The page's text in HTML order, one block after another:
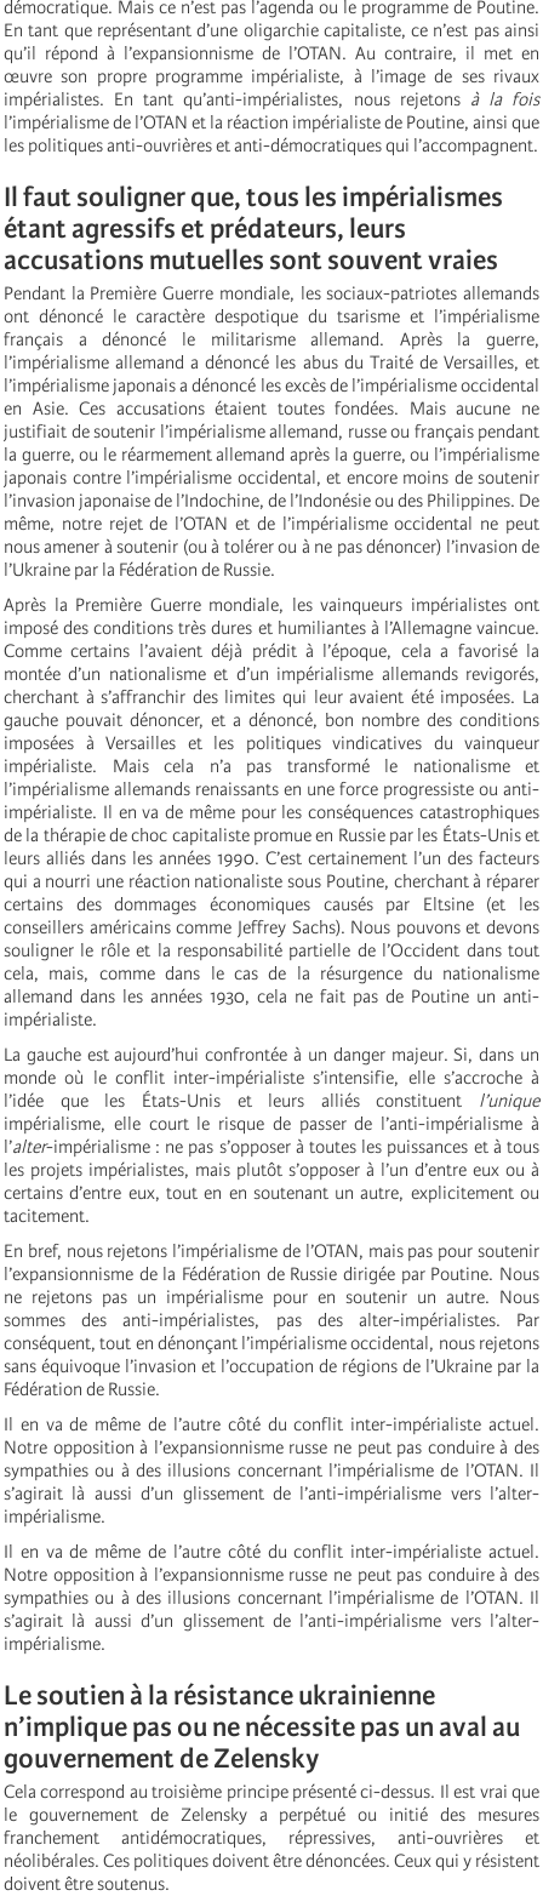
démocratique. Mais ce n’est pas l’agenda ou le programme de Poutine.
En tant que représentant d’une oligarchie capitaliste, ce n’est pas ainsi
qu’il répond à l’expansionnisme de l’OTAN. Au contraire, il met en
œuvre son propre programme impérialiste, à l’image de ses rivaux
impérialistes. En tant qu’anti-impérialistes, nous rejetons à la fois
l’impérialisme de l’OTAN et la réaction impérialiste de Poutine, ainsi que
les politiques anti-ouvrières et anti-démocratiques qui l’accompagnent.
Il faut souligner que, tous les impérialismes
étant agressifs et prédateurs, leurs
accusations mutuelles sont souvent vraies
Pendant la Première Guerre mondiale, les sociaux-patriotes allemands
ont dénoncé le caractère despotique du tsarisme et l’impérialisme
français a dénoncé le militarisme allemand. Après la guerre,
l’impérialisme allemand a dénoncé les abus du Traité de Versailles, et
l’impérialisme japonais a dénoncé les excès de l’impérialisme occidental
en Asie. Ces accusations étaient toutes fondées. Mais aucune ne
justifiait de soutenir l’impérialisme allemand, russe ou français pendant
la guerre, ou le réarmement allemand après la guerre, ou l’impérialisme
japonais contre l’impérialisme occidental, et encore moins de soutenir
l’invasion japonaise de l’Indochine, de l’Indonésie ou des Philippines. De
même, notre rejet de l’OTAN et de l’impérialisme occidental ne peut
nous amener à soutenir (ou à tolérer ou à ne pas dénoncer) l’invasion de
l’Ukraine par la Fédération de Russie.
Après la Première Guerre mondiale, les vainqueurs impérialistes ont
imposé des conditions très dures et humiliantes à l’Allemagne vaincue.
Comme certains l’avaient déjà prédit à l’époque, cela a favorisé la
montée d’un nationalisme et d’un impérialisme allemands revigorés,
cherchant à s’affranchir des limites qui leur avaient été imposées. La
gauche pouvait dénoncer, et a dénoncé, bon nombre des conditions
imposées à Versailles et les politiques vindicatives du vainqueur
impérialiste. Mais cela n’a pas transformé le nationalisme et
l’impérialisme allemands renaissants en une force progressiste ou anti-
impérialiste. Il en va de même pour les conséquences catastrophiques
de la thérapie de choc capitaliste promue en Russie par les États-Unis et
leurs alliés dans les années 1990. C’est certainement l’un des facteurs
qui a nourri une réaction nationaliste sous Poutine, cherchant à réparer
certains des dommages économiques causés par Eltsine (et les
conseillers américains comme Jeffrey Sachs). Nous pouvons et devons
souligner le rôle et la responsabilité partielle de l’Occident dans tout
cela, mais, comme dans le cas de la résurgence du nationalisme
allemand dans les années 1930, cela ne fait pas de Poutine un anti-
impérialiste.
La gauche est aujourd’hui confrontée à un danger majeur. Si, dans un
monde où le conflit inter-impérialiste s’intensifie, elle s’accroche à
l’idée que les États-Unis et leurs alliés constituent l’unique
impérialisme, elle court le risque de passer de l’anti-impérialisme à
l’alter-impérialisme : ne pas s’opposer à toutes les puissances et à tous
les projets impérialistes, mais plutôt s’opposer à l’un d’entre eux ou à
certains d’entre eux, tout en en soutenant un autre, explicitement ou
tacitement.
En bref, nous rejetons l’impérialisme de l’OTAN, mais pas pour soutenir
l’expansionnisme de la Fédération de Russie dirigée par Poutine. Nous
ne rejetons pas un impérialisme pour en soutenir un autre. Nous
sommes des anti-impérialistes, pas des alter-impérialistes. Par
conséquent, tout en dénonçant l’impérialisme occidental, nous rejetons
sans équivoque l’invasion et l’occupation de régions de l’Ukraine par la
Fédération de Russie.
Il en va de même de l’autre côté du conflit inter-impérialiste actuel.
Notre opposition à l’expansionnisme russe ne peut pas conduire à des
sympathies ou à des illusions concernant l’impérialisme de l’OTAN. Il
s’agirait là aussi d’un glissement de l’anti-impérialisme vers l’alter-
impérialisme.
Il en va de même de l’autre côté du conflit inter-impérialiste actuel.
Notre opposition à l’expansionnisme russe ne peut pas conduire à des
sympathies ou à des illusions concernant l’impérialisme de l’OTAN. Il
s’agirait là aussi d’un glissement de l’anti-impérialisme vers l’alter-
impérialisme.
Le soutien à la résistance ukrainienne
n’implique pas ou ne nécessite pas un aval au
gouvernement de Zelensky
Cela correspond au troisième principe présenté ci-dessus. Il est vrai que
le gouvernement de Zelensky a perpétué ou initié des mesures
franchement antidémocratiques, répressives, anti-ouvrières et
néolibérales. Ces politiques doivent être dénoncées. Ceux qui y résistent
doivent être soutenus.